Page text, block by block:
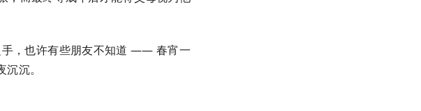
手，也许有些朋友不知道 —— 春宵一
沉。